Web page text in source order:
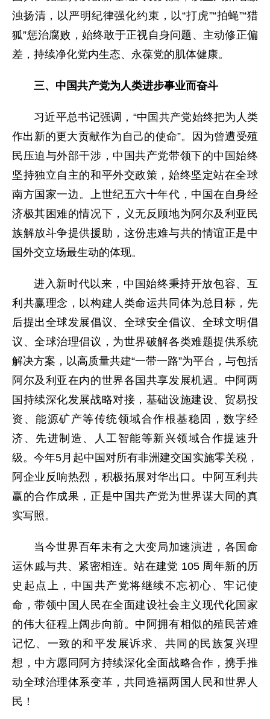
浊扬清，以严明纪律强化约束，以“打虎”“拍蝇”“猎
狐”惩治腐败，始终敢于正视自身问题、主动修正偏
差，持续净化党内生态、永葆党的肌体健康。
三、中国共产党为人类进步事业而奋斗
习近平总书记强调，“中国共产党始终把为人类
作出新的更大贡献作为自己的使命”。因为曾遭受殖
民压迫与外部干涉，中国共产党带领下的中国始终
坚持独立自主的和平外交政策，始终坚定站在全球
南方国家一边。上世纪五六十年代，中国在自身经
济极其困难的情况下，义无反顾地为阿尔及利亚民
族解放斗争提供援助，这份患难与共的情谊正是中
国外交立场最生动的体现。
进入新时代以来，中国始终秉持开放包容、互
利共赢理念，以构建人类命运共同体为总目标，先
后提出全球发展倡议、全球安全倡议、全球文明倡
议、全球治理倡议，为世界破解各类难题提供系统
解决方案，以高质量共建“一带一路”为平台，与包括
阿尔及利亚在内的世界各国共享发展机遇。中阿两
国持续深化发展战略对接，基础设施建设、贸易投
资、能源矿产等传统领域合作根基稳固，数字经
济、先进制造、人工智能等新兴领域合作提速升
级。今年5月起中国对所有非洲建交国实施零关税，
阿企业反响热烈，积极拓展对华出口。中阿互利共
赢的合作成果，正是中国共产党为世界谋大同的真
实写照。
当今世界百年未有之大变局加速演进，各国命
运休戚与共、紧密相连。站在建党 105 周年新的历
史起点上，中国共产党将继续不忘初心、牢记使
命，带领中国人民在全面建设社会主义现代化国家
的伟大征程上阔步向前。中阿拥有相似的殖民苦难
记忆、一致的和平发展诉求、共同的民族复兴理
想，中方愿同阿方持续深化全面战略合作，携手推
动全球治理体系变革，共同造福两国人民和世界人
民！